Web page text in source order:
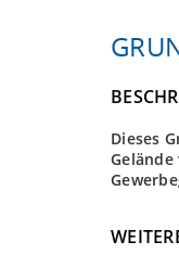
Dieses